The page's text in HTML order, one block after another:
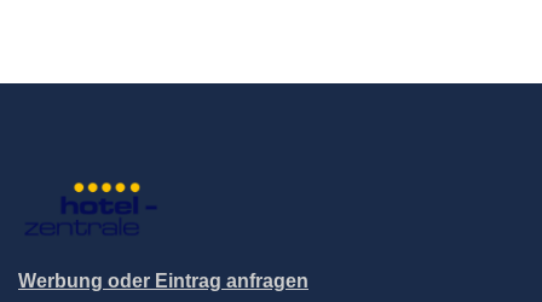
Werbung oder Eintrag anfragen